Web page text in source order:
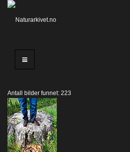
Antall bilder funnet: 223